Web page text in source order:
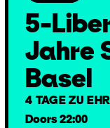
5-
Jahre
Basel
4 TAGE ZU
Doors 22:00